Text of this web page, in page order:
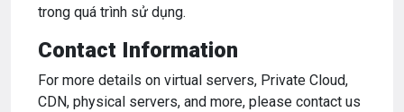
trong quá trình sử dụng.
Contact Information
For more details on virtual servers, Private Cloud,
CDN, physical servers, and more, please contact us